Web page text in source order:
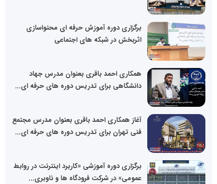
برگزاری دوره آموزش حرفه ای محتواسازی
اثربخش در شبکه های اجتماعی
همکاری احمد باقری بعنوان مدرس جهاد
دانشگاهی برای تدریس دوره های حرفه ای...
آغاز همکاری احمد باقری بعنوان مدرس مجتمع
فنی تهران برای تدریس دوره های حرفه ای...
برگزاری دوره آموزشی «کاربرد اینترنت در روابط
عمومی» در شرکت فرودگاه ها و ناوبری...